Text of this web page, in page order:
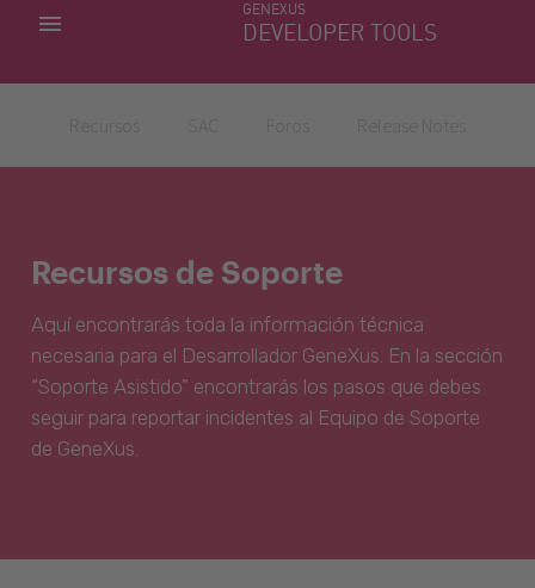
GENEXUS
DEVELOPER TOOLS
MIS APLICACIONES
Recursos de Soporte
Aquí encontrarás toda la información técnica
necesaria para el Desarrollador GeneXus. En la sección
“Soporte Asistido” encontrarás los pasos que debes
seguir para reportar incidentes al Equipo de Soporte
de GeneXus.